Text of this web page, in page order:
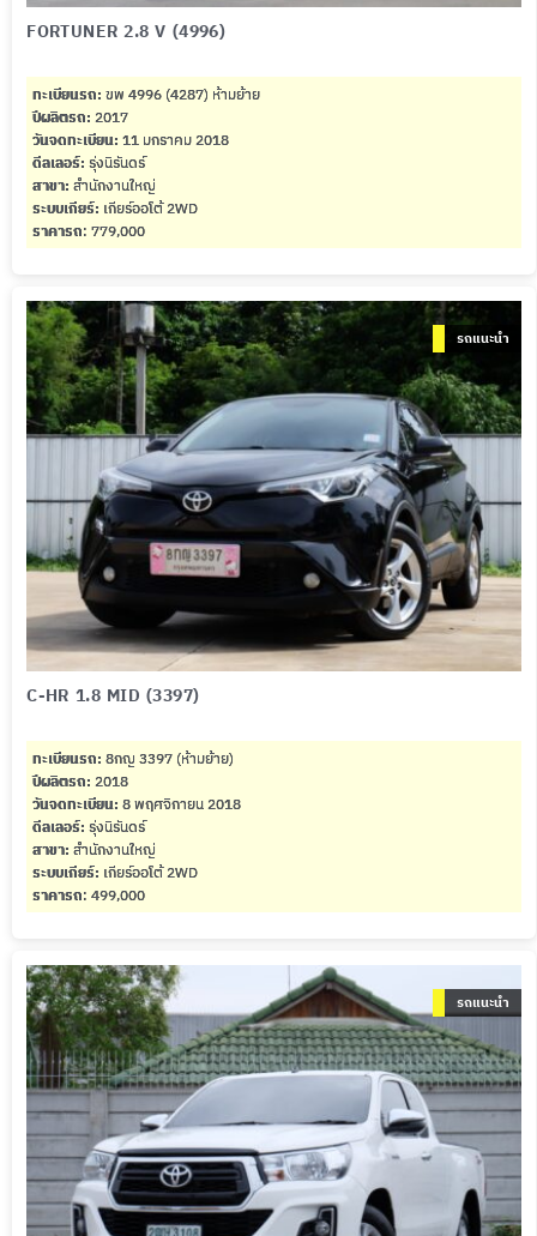
FORTUNER 2.8 V (4996)
ทะเบียนรถ: ขพ 4996 (4287) ห้ามย้าย
ปีผลิตรถ: 2017
วันจดทะเบียน: 11 มกราคม 2018
ดีลเลอร์: รุ่งนิรันดร์
สาขา: สำนักงานใหญ่
ระบบเกียร์: เกียร์ออโต้ 2WD
ราคารถ: 779,000
รถแนะนำ
C-HR 1.8 MID (3397)
ทะเบียนรถ: 8กญ 3397 (ห้ามย้าย)
ปีผลิตรถ: 2018
วันจดทะเบียน: 8 พฤศจิกายน 2018
ดีลเลอร์: รุ่งนิรันดร์
สาขา: สำนักงานใหญ่
ระบบเกียร์: เกียร์ออโต้ 2WD
ราคารถ: 499,000
รถแนะนำ